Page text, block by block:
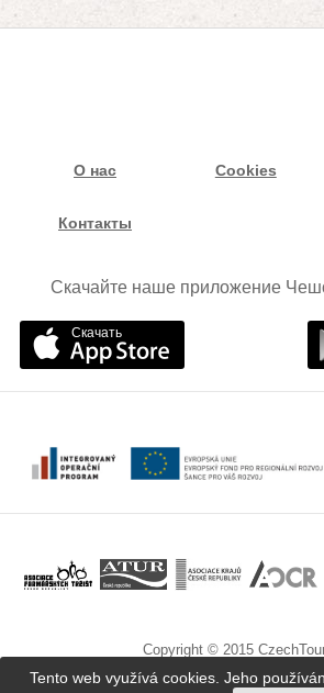
О нас Cookies
Контакты
Скачайте наше приложение
Скачать
Copyright © 2015
Tento web využívá cookies. Jeho